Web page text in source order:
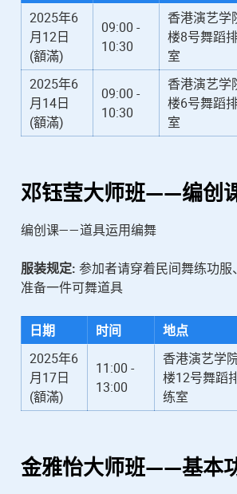
2025年6
月12日
(額滿)
09:00 -
10:30
香港演艺学
楼8号舞蹈
室
2025年6
月14日
(額滿)
09:00 -
10:30
香港演艺学
楼6号舞蹈
室
邓钰莹大师班——编创
编创课——道具运用编舞
服装规定: 参加者请穿着民间舞练功服
准备一件可舞道具
日期 时间
地点
2025年6
月17日
(額滿)
11:00 -
13:00
香港演艺学
楼12号舞蹈
练室
金雅怡大师班——基本